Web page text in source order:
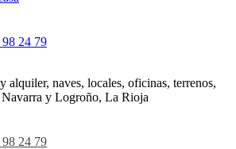
24 79
alquiler, naves, locales, oficinas, terrenos,
Navarra y Logroño, La Rioja
24 79